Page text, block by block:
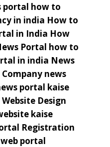
portal how to
in india How to
in India How
Portal how to
in india News
news
portal kaise
Design
kaise
Registration
portal